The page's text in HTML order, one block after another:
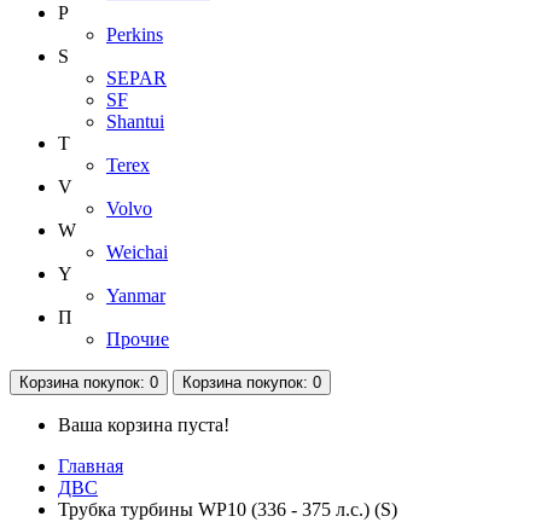
P
Perkins
S
SEPAR
SF
Shantui
T
Terex
V
Volvo
W
Weichai
Y
Yanmar
П
Прочие
Корзинапокупок: 0 Корзинапокупок: 0
Ваша корзина пуста!
Главная
ДВС
Трубка турбины WP10 (336 - 375 л.с.) (S)